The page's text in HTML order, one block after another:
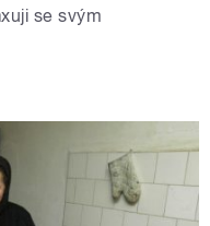
se svým